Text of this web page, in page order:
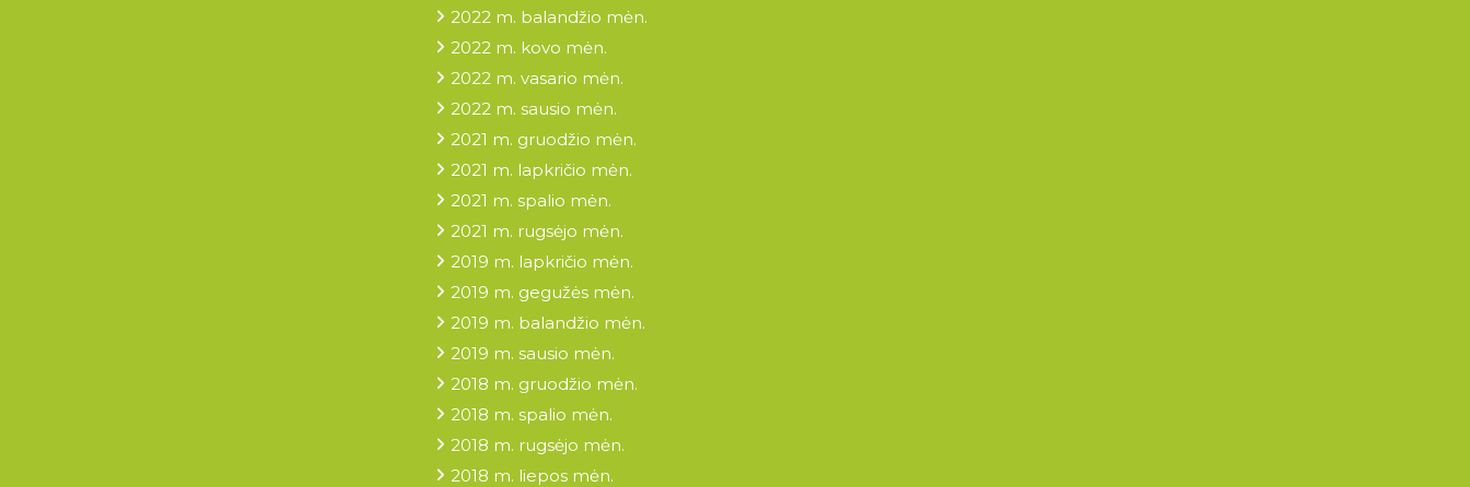
2022 m. balandžio mėn.
2022 m. kovo mėn.
2022 m. vasario mėn.
2022 m. sausio mėn.
2021 m. gruodžio mėn.
2021 m. lapkričio mėn.
2021 m. spalio mėn.
2021 m. rugsėjo mėn.
2019 m. lapkričio mėn.
2019 m. gegužės mėn.
2019 m. balandžio mėn.
2019 m. sausio mėn.
2018 m. gruodžio mėn.
2018 m. spalio mėn.
2018 m. rugsėjo mėn.
2018 m. liepos mėn.